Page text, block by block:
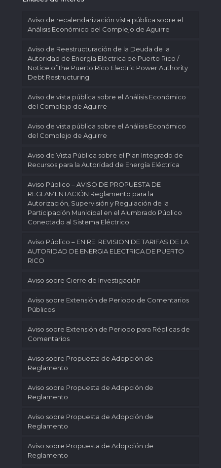
Aviso de recalendarización vista pública sobre el
Análisis Económico del Complejo de Aguirre
Aviso de Reestructuración de la Deuda de la
Autoridad de Energía Eléctrica de Puerto Rico /
Notice of the Puerto Rico Electric Power Authority
Debt Restructuring
Aviso de vista pública sobre el Análisis Económico
del Complejo de Aguirre
Aviso de vista pública sobre el Análisis Económico
del Complejo de Aguirre
Aviso de Vista Pública sobre el Plan Integrado de
Recursos para la Autoridad de Energía Eléctrica
Aviso Público – AVISO DE PROPUESTA DE
REGLAMENTACIÓN Reglamento para la
Autorización, Supervisión y Regulación de la
Participación Municipal en el Alumbrado Público
Conectado al Sistema Eléctrico
Aviso Público – EN RE: REVISION DE TARIFAS DE LA
AUTORIDAD DE ENERGIA ELECTRICA DE PUERTO
RICO
Aviso sobre Cierre de Investigación
Aviso sobre Extensión de Periodo de Comentarios
Públicos
Aviso sobre Extensión de Periodo para Réplicas de
Comentarios
Aviso sobre Propuesta de Adopción de
Reglamento
Aviso sobre Propuesta de Adopción de
Reglamento
Aviso sobre Propuesta de Adopción de
Reglamento
Aviso sobre Propuesta de Adopción de
Reglamento